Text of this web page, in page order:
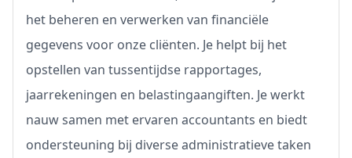
het beheren en verwerken van financiële
gegevens voor onze cliënten. Je helpt bij het
opstellen van tussentijdse rapportages,
jaarrekeningen en belastingaangiften. Je werkt
nauw samen met ervaren accountants en biedt
ondersteuning bij diverse administratieve taken